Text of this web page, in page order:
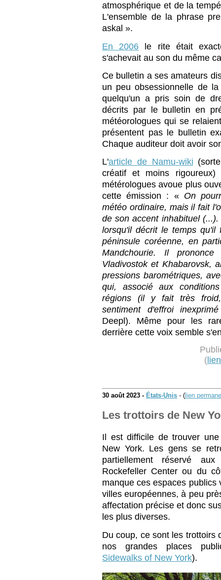
atmosphérique et de la
L'ensemble de la phrase
askal ».
En 2006 le rite était
s'achevait au son du même
Ce bulletin a ses amateurs
un peu obsessionnelle de
quelqu'un a pris soin de
décrits par le bulletin en
météorologues qui se
présentent pas le bulletin
Chaque auditeur doit avoir
L'article de Namu-wiki
créatif et moins
métérologues avoue plus
cette émission : « On
météo ordinaire, mais il fait
de son accent inhabituel
lorsqu'il décrit le temps
péninsule coréenne, en
Mandchourie. Il
Vladivostok et Khabarovsk,
pressions barométriques,
qui, associé aux
régions (il y fait très
sentiment d'effroi
Deepl). Même pour les
derrière cette voix semble
(
30 août 2023 - États-Unis - ( lien
Les trottoirs de New
Il est difficile de trouver
New York. Les gens se
partiellement réservé
Rockefeller Center ou du
manque ces espaces
villes européennes, à peu
affectation précise et donc
les plus diverses.
Du coup, ce sont les trottoirs
nos grandes places
Sidewalks of New York).